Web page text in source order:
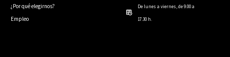
¿Por qué elegirnos?
Empleo
De lunes a viernes, de 9.00 a
17.30 h.